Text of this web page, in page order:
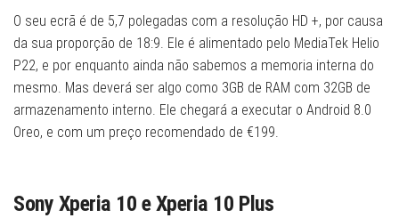
O seu ecrã é de 5,7 polegadas com a resolução HD +, por causa
da sua proporção de 18:9. Ele é alimentado pelo MediaTek Helio
P22, e por enquanto ainda não sabemos a memoria interna do
mesmo. Mas deverá ser algo como 3GB de RAM com 32GB de
armazenamento interno. Ele chegará a executar o Android 8.0
Oreo, e com um preço recomendado de €199.
Sony Xperia 10 e Xperia 10 Plus